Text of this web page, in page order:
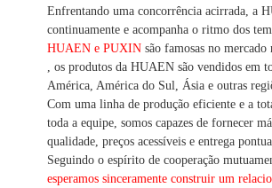
Enfrentando uma concorrência acirrada, a
continuamente e acompanha o ritmo dos
HUAEN e PUXIN são famosas no
os produtos da HUAEN são vendidos em
América, América do Sul, Ásia e outras
Com uma linha de produção eficiente e a
toda a equipe, somos capazes de fornecer
qualidade, preços acessíveis e entrega
Seguindo o espírito de cooperação
esperamos sinceramente construir um